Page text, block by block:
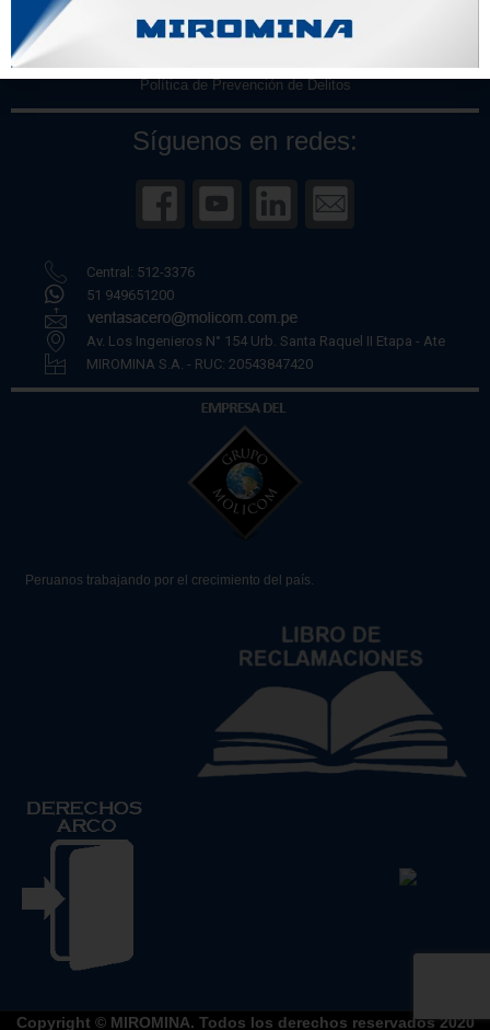
Contacto
Soluciones
Política de Prevención de Delitos
Síguenos en redes:
Central: 512-3376
51 949651200
Av. Los Ingenieros N° 154 Urb. Santa Raquel II Etapa - Ate
MIROMINA S.A. - RUC: 20543847420
Peruanos trabajando por el crecimiento del país.
Copyright © MIROMINA. Todos los derechos reservados 2020